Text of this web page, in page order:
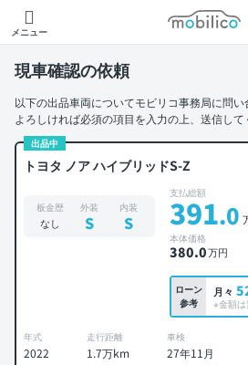
メニュー
モビリコ
現車確認の依頼
以下の出品車両についてモビリコ事務局に問い
よろしければ必須の項目を入力の上、送信して
出品中
トヨタ ノア ハイブリッドS-Z
板金歴
なし
外装
S
内装
S
支払総額
391.0
本体価格
380.0万円
ローン
参考
月々
※金額は
年式
2022
走行距離
1.7万km
車検
27年11月